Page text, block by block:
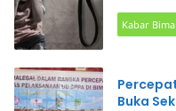
Kabar Bima
Buka